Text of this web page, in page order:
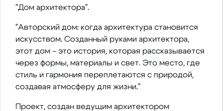
"Дом архитектора".
"Авторский дом: когда архитектура становится
искусством. Созданный руками архитектора,
этот дом – это история, которая рассказывается
через формы, материалы и свет. Это место, где
стиль и гармония переплетаются с природой,
создавая атмосферу для жизни."
Проект, создан ведущим архитектором